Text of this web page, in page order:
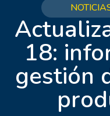
18:
gestión